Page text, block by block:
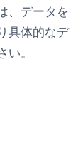
、データを
具体的なデ
。